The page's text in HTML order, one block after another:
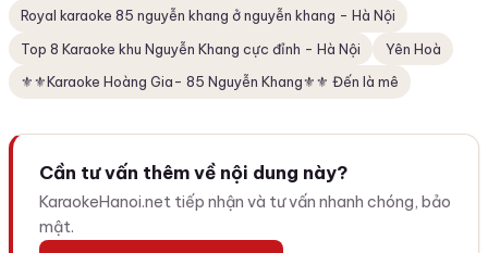
Royal karaoke 85 nguyễn khang ở nguyễn khang - Hà Nội
Top 8 Karaoke khu Nguyễn Khang cực đỉnh - Hà Nội
Yên Hoà
⚜️⚜️Karaoke Hoàng Gia- 85 Nguyễn Khang⚜️⚜️ Đến là mê
Cần tư vấn thêm về nội dung này?
KaraokeHanoi.net tiếp nhận và tư vấn nhanh chóng, bảo
mật.